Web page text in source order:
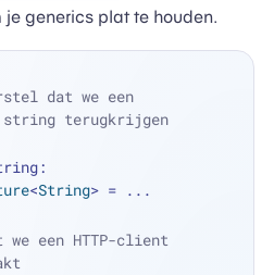
generics plat te houden.
dat we een
string terugkrijgen
<String> = ...
een HTTP-client